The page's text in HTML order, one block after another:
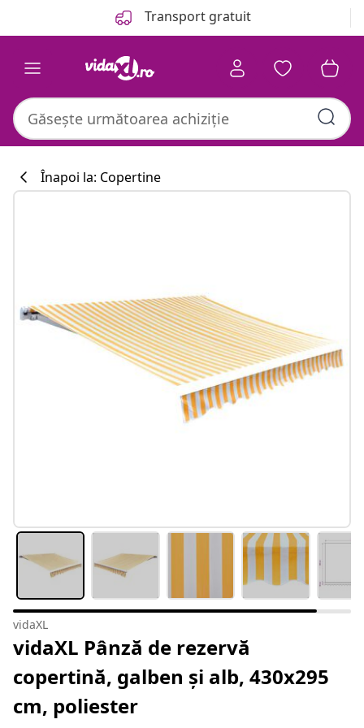
Transport gratuit
Înapoi la: Copertine
vidaXL
vidaXL Pânză de rezervă
copertină, galben și alb, 430x295
cm, poliester